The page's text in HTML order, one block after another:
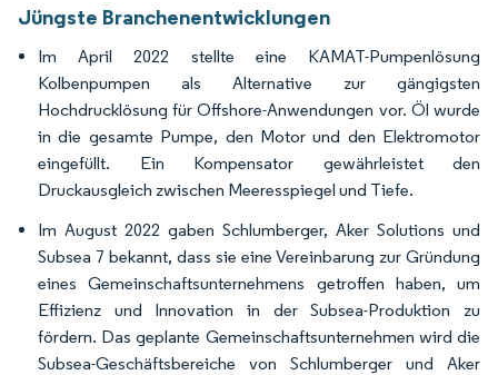
Jüngste Branchenentwicklungen
Im April 2022 stellte eine KAMAT-Pumpenlösung
Kolbenpumpen als Alternative zur gängigsten
Hochdrucklösung für Offshore-Anwendungen vor. Öl wurde
in die gesamte Pumpe, den Motor und den Elektromotor
eingefüllt. Ein Kompensator gewährleistet den
Druckausgleich zwischen Meeresspiegel und Tiefe.
Im August 2022 gaben Schlumberger, Aker Solutions und
Subsea 7 bekannt, dass sie eine Vereinbarung zur Gründung
eines Gemeinschaftsunternehmens getroffen haben, um
Effizienz und Innovation in der Subsea-Produktion zu
fördern. Das geplante Gemeinschaftsunternehmen wird die
Subsea-Geschäftsbereiche von Schlumberger und Aker